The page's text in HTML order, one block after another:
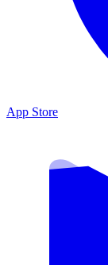
App Store